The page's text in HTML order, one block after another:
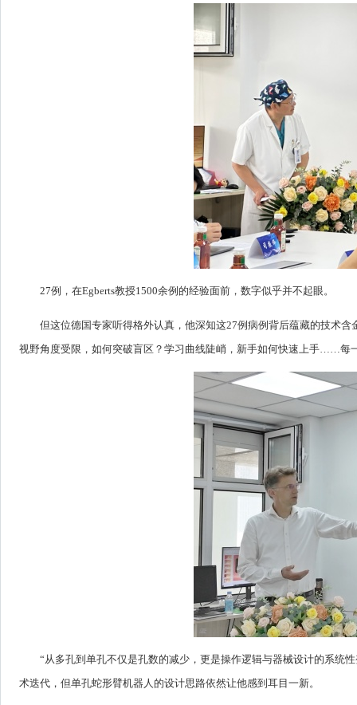
27例，在Egberts教授1500余例的经验面前，数字似乎并不起眼。
但这位德国专家听得格外认真，他深知这27例病例背后蕴藏的技术
视野角度受限，如何突破盲区？学习曲线陡峭，新手如何快速上手……每
“从多孔到单孔不仅是孔数的减少，更是操作逻辑与器械设计的系统
术迭代，但单孔蛇形臂机器人的设计思路依然让他感到耳目一新。